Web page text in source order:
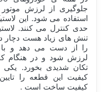
جلوگیری از لرزش
استفاده می شود. این
حدی کنترل می کنند.
تنش های زیاد هست دچار
را از دست می دهد و
لرزش شود و در هنگام
تکان شدیدی بخورد.
کیفیت این قطعه را
کیفیت ساخت است .